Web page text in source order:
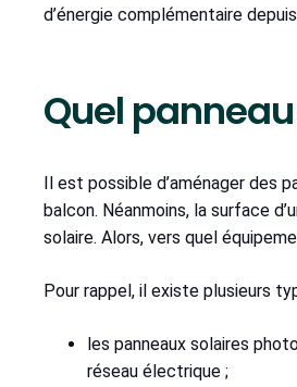
d’énergie complémentaire
Quel
Il est possible d’aménager des
balcon. Néanmoins, la surface
solaire. Alors, vers quel
Pour rappel, il existe plusieurs
les panneaux solaires
réseau électrique ;